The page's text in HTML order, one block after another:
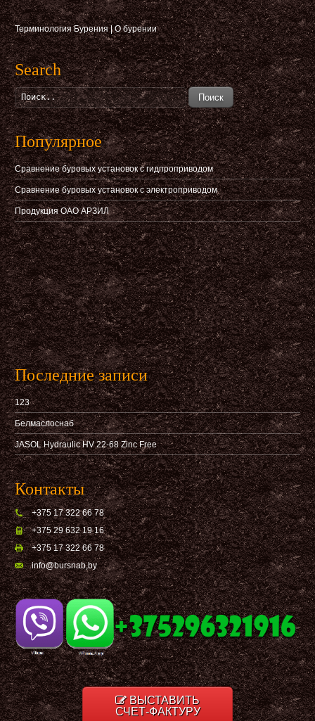
Терминология Бурения|О бурении
Search
Поиск
Популярное
Сравнение буровых установок с гидпроприводом
Сравнение буровых установок с электроприводом
Продукция ОАО АРЗИЛ
Последние записи
123
Белмаслоснаб
JASOL Hydraulic HV 22-68 Zinc Free
Контакты
+375 17 322 66 78
+375 29 632 19 16
+375 17 322 66 78
info@bursnab,by
ВЫСТАВИТЬ
СЧЕТ-ФАКТУРУ